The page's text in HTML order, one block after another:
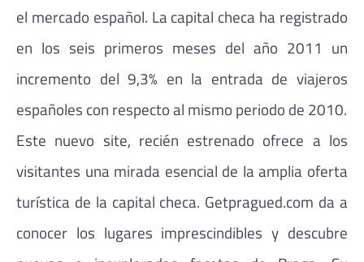
el mercado español. La capital checa ha registrado
en los seis primeros meses del año 2011 un
incremento del 9,3% en la entrada de viajeros
españoles con respecto al mismo periodo de 2010.
Este nuevo site, recién estrenado ofrece a los
visitantes una mirada esencial de la amplia oferta
turística de la capital checa. Getpragued.com da a
conocer los lugares imprescindibles y descubre